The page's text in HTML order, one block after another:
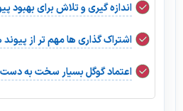
اندازه گیری و تلاش برای بهبود
اشتراک گذاری ها مهم تر از پیوند
اعتماد گوگل بسیار سخت به